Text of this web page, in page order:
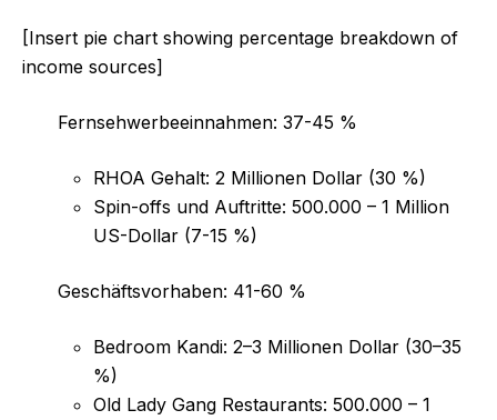
[Insert pie chart showing percentage breakdown of
income sources]
Fernsehwerbeeinnahmen: 37-45 %
RHOA Gehalt: 2 Millionen Dollar (30 %)
Spin-offs und Auftritte: 500.000 – 1 Million
US-Dollar (7-15 %)
Geschäftsvorhaben: 41-60 %
Bedroom Kandi: 2–3 Millionen Dollar (30–35
%)
Old Lady Gang Restaurants: 500.000 – 1